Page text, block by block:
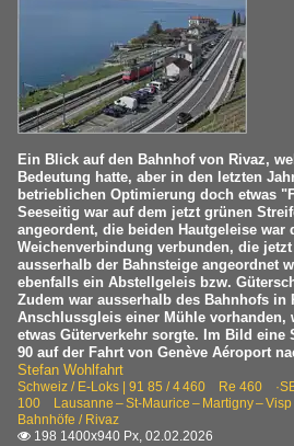
Triebzüge
ETR 610
Schweiz
Dieselloks | 92 85
8 843 Am 843
E-Loks | 91 85
4 420 Re 420 Re 4/4 II 2.
4 460 Re 460 ·SBB·
4 610 Ae 610 Ae 6/6
Strecken
1994
2000
2006
2007
2008
2020
2020
2021
2024
2025
Ein Blick auf den Bahnhof von Rivaz,
Bedeutung hatte, aber in den letzten
betrieblichen Optimierung doch etwas
Seeseitig war auf dem jetzt grünen
angeordent, die beiden Hautgeleise war
Weichenverbindung verbunden, die
ausserhalb der Bahnsteige angeordnet
ebenfalls ein Abstellgeleis bzw.
Zudem war ausserhalb des Bahnhofs in
Anschlussgleis einer Mühle vorhanden,
etwas Güterverkehr sorgte. Im Bild eine
90 auf der Fahrt von Genève Aéroport
Stefan Wohlfahrt
Schweiz / E-Loks | 91 85 / 4 460 Re 460
100 Lausanne – St-Maurice – Martigny –
Bahnhöfe / Rivaz
 198 1400x940 Px, 02.02.2026